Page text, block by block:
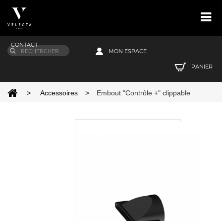
CONTACT
MON ESPACE
PANIER
> Accessoires > Embout "Contrôle +" clippable